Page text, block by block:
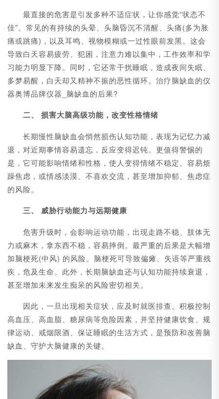
最直接的危害是引发多种不适症状，让你感觉“状态不
佳”。常见的有持续的头晕、头脑昏沉不清醒、头痛(多为胀
痛或跳痛)，以及耳鸣、视物模糊或一过性眼前发黑。这会
导致白天容易疲劳、犯困，注意力难以集中，工作效率和学
习能力明显下降。同时，它还常干扰睡眠，造成夜间失眠、
多梦易醒，白天却又精神不振的恶性循环。治疗脑缺血的仪
器奥博品牌仪器_脑缺血的后果?
二、 损害大脑高级功能，改变性格情绪
长期慢性脑缺血会悄然损伤认知功能，表现为记忆力减
退，对近期事情容易遗忘，反应变得迟钝。更值得警惕的
是，它可能影响情绪和性格，使人变得情绪不稳定、容易烦
躁焦虑，或情感淡漠、不喜欢交流，甚至增加抑郁、焦虑症
的风险。
三、 威胁行动能力与远期健康
危害升级时，会影响运动功能，出现走路不稳、肢体无
力或麻木，拿东西不稳，容易摔倒。最严重的后果是大幅增
加脑梗死(中风) 的风险。脑梗死可导致偏瘫、失语等严重残
疾，危及生命。此外，长期脑缺血还与认知功能持续衰退，
甚至增加未来发生痴呆的风险密切相关。
因此，一旦出现相关症状，应及时就医排查。积极控制
高血压、高血脂、糖尿病等危险因素，并坚持健康饮食、规
律运动、戒烟限酒、保证睡眠的生活方式，是预防和改善脑
缺血、守护大脑健康的关键。